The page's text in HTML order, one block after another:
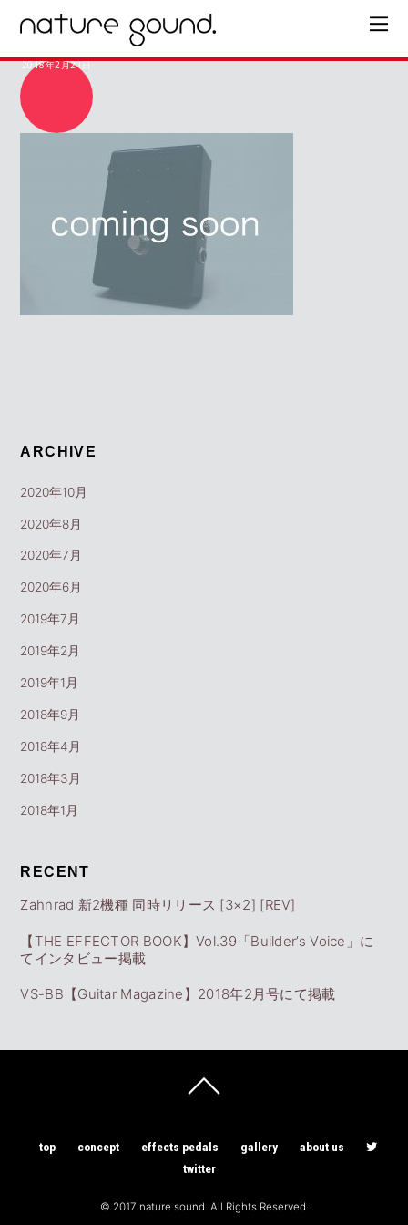
2018年2月21日
ARCHIVE
2020年10月
2020年8月
2020年7月
2020年6月
2019年7月
2019年2月
2019年1月
2018年9月
2018年4月
2018年3月
2018年1月
RECENT
Zahnrad 新2機種 同時リリース [3×2] [REV]
【THE EFFECTOR BOOK】Vol.39「Builder’s Voice」に
てインタビュー掲載
VS-BB【Guitar Magazine】2018年2月号にて掲載
top concept effects pedals gallery
about us
twitter
© 2017 nature sound. All Rights Reserved.